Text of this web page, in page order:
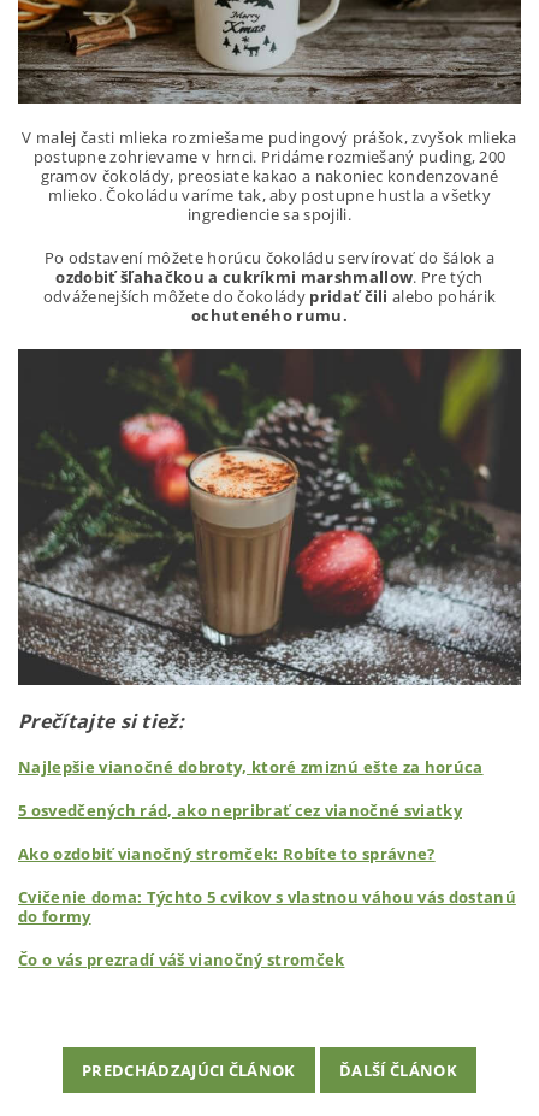
V malej časti mlieka rozmiešame pudingový prášok, zvyšok mlieka
postupne zohrievame v hrnci. Pridáme rozmiešaný puding, 200
gramov čokolády, preosiate kakao a nakoniec kondenzované
mlieko. Čokoládu varíme tak, aby postupne hustla a všetky
ingrediencie sa spojili.
Po odstavení môžete horúcu čokoládu servírovať do šálok a
ozdobiť šľahačkou a cukríkmi marshmallow. Pre tých
odváženejších môžete do čokolády pridať čili alebo pohárik
ochuteného rumu.
Prečítajte si tiež:
Najlepšie vianočné dobroty, ktoré zmiznú ešte za horúca
5 osvedčených rád, ako nepribrať cez vianočné sviatky
Ako ozdobiť vianočný stromček: Robíte to správne?
Cvičenie doma: Týchto 5 cvikov s vlastnou váhou vás dostanú
do formy
Čo o vás prezradí váš vianočný stromček
PREDCHÁDZAJÚCI ČLÁNOK ĎALŠÍ ČLÁNOK